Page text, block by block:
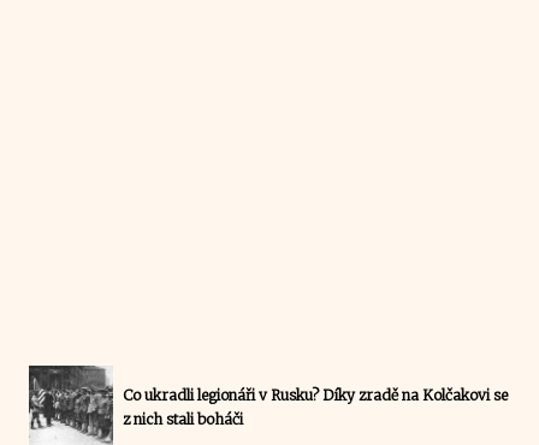
Co ukradli legionáři v Rusku? Díky zradě na Kolčakovi se
z nich stali boháči